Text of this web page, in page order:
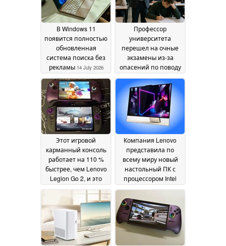
В Windows 11
появится полностью
обновленная
система поиска без
рекламы 14 July 2026
Профессор
университета
перешел на очные
экзамены из-за
опасений по поводу
искусственного
интеллекта для
списывания, в
результате чего
результаты упали на
50 %11 July 2026
Этот игровой
карманный консоль
работает на 110 %
быстрее, чем Lenovo
Legion Go 2, и это
значимости его
преимущество10 July
2026
Компания Lenovo
представила по
всему миру новый
настольный ПК с
процессором Intel
дисплеем яркостью
1 000 нит09 July 2026